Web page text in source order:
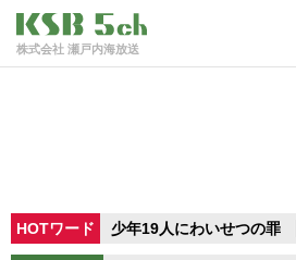
株式会社 瀬戸内海放送
HOTワード 少年19人にわいせつの罪